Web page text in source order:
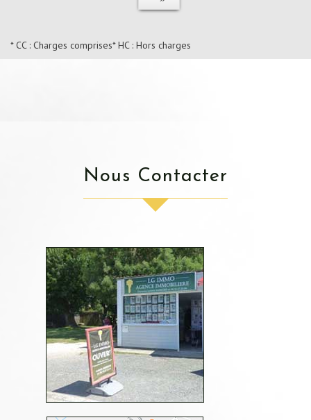
* CC : Charges comprises* HC : Hors charges
Nous Contacter